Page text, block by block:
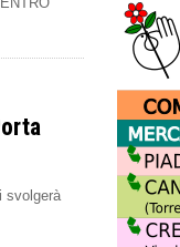
svolgerà